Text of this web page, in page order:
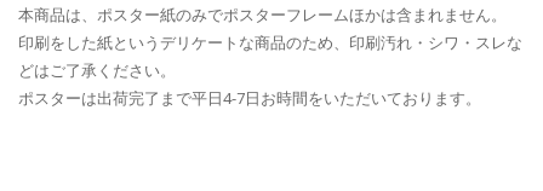
本商品は、ポスター紙のみでポスターフレームほかは含まれません。
印刷をした紙というデリケートな商品のため、印刷汚れ・シワ・スレな
どはご了承ください。
ポスターは出荷完了まで平日4-7日お時間をいただいております。